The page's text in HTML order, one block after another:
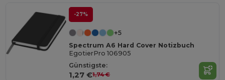
-27%
+5
Spectrum A6 Hard Cover Notizbuch
EgotierPro 106905
Günstigste:
1,27 €1,74 €